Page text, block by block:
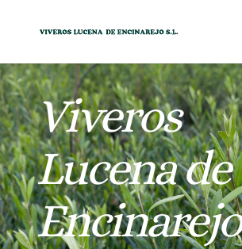
Viveros
Lucena de
Encinarejo